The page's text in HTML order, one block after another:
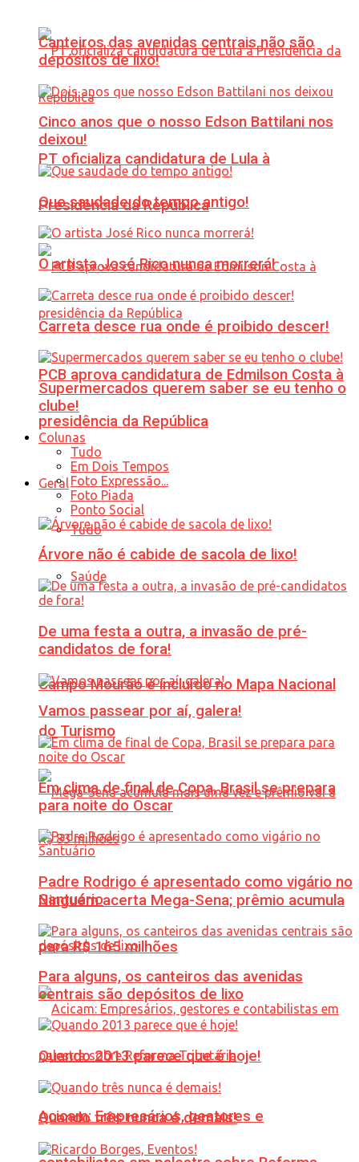
PT oficializa candidatura de Lula à
Presidência da República
PCB aprova candidatura de Edmilson Costa à
presidência da República
Geral
Tudo
Saúde
Campo Mourão é incluído no Mapa Nacional
do Turismo
Ninguém acerta Mega-Sena; prêmio acumula
para R$ 165 milhões
Acicam: Empresários, gestores e
Canteiros das avenidas centrais não são
depósitos de lixo!
Cinco anos que o nosso Edson Battilani nos
deixou!
Que saudade do tempo antigo!
O artista José Rico nunca morrerá!
Carreta desce rua onde é proibido descer!
Supermercados querem saber se eu tenho o
clube!
Colunas
Tudo
Em Dois Tempos
Foto Expressão...
Foto Piada
Ponto Social
Árvore não é cabide de sacola de lixo!
De uma festa a outra, a invasão de pré-
candidatos de fora!
Vamos passear por aí, galera!
Em clima de final de Copa, Brasil se prepara
para noite do Oscar
Padre Rodrigo é apresentado como vigário no
Santuário
Para alguns, os canteiros das avenidas
centrais são depósitos de lixo
Quando 2013 parece que é hoje!
Quando três nunca é demais!